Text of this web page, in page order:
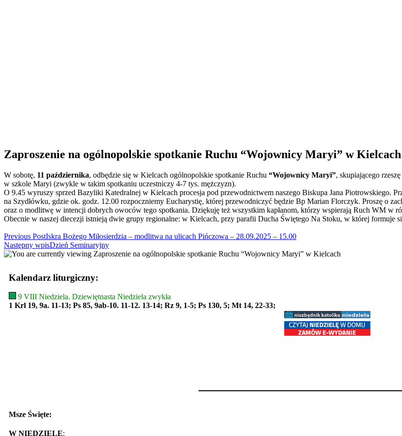
Zaproszenie na ogólnopolskie spotkanie Ruchu “Wojownicy Maryi” w Kielcach
W sobotę, 11 października, odbędzie się w Kielcach ogólnopolskie spotkanie Ruchu “Wojownicy Maryi”, skupiającego
w szkole Maryi (zwykle w takim spotkaniu uczestniczy 4-7 tys. mężczyzn).
O 9.45 wyruszy sprzed Bazyliki Katedralnej w Kielcach procesja pod przewodnictwem naszego Biskupa Jana Piotrowskiego.
na Szydłówku, gdzie ok. godz. 12.00 rozpoczniemy Eucharystię, której przewodniczyć będzie Bp Marian Florczyk. Proszę o
oraz o modlitwę w intencji dobrych owoców tego spotkania. Dziękuję też wszystkim kapłanom, którzy wspierają Ruch WM w
Obecnie w naszej diecezji istnieją dwie grupy regionalne: w Kielcach, przy parafii Ducha Świętego Na Stoku, w której formuje
Read
more
Previous PostIskra Bożego Miłosierdzia – modlitwa na ulicach Pińczowa – 28.09.2025 – 15.00
Następny wpisDzień Seminaryjny
Kalendarz liturgiczny:
9 VIII Niedziela. Dziewiętnasta Niedziela zwykła
1 Krl 19, 9a. 11-13; Ps 85, 9ab-10. 11-12. 13-14; Rz 9, 1-5; Ps 130, 5; Mt 14, 22-33;
Msze Święte:
W NIEDZIELE: